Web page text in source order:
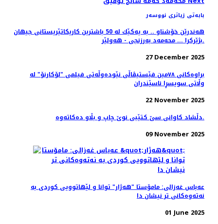
بابەتی زیاتری نووسەر
هه‌ندرێن خۆشناو .. به‌ یه‌كێك له‌ 50 باشترین كاریكاتێریستانی جیهان
بژێركرا ... محه‌مه‌د به‌رزنجی - هه‌ولێر.
27 December 2025
براوه‌کانی ٧٨مین فێستیڤاڵی نێوده‌وڵه‌تی فیلمی "لۆکارنۆ" له
وڵاتی سویسڕا ناسێندران
22 November 2025
دڵشاد کاوانى سێ کتێبى نوێ چاپ و بڵاو دەکاتەوە.
09 November 2025
عەباس غەزالی: مامۆستا "هەژار" توانا و لێهاتوویی کوردی به
نەتەوەکانی تر نیشان دا
01 June 2025